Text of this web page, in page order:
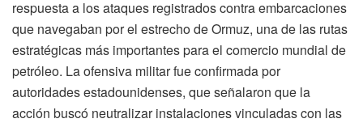
respuesta a los ataques registrados contra embarcaciones
que navegaban por el estrecho de Ormuz, una de las rutas
estratégicas más importantes para el comercio mundial de
petróleo. La ofensiva militar fue confirmada por
autoridades estadounidenses, que señalaron que la
acción buscó neutralizar instalaciones vinculadas con las